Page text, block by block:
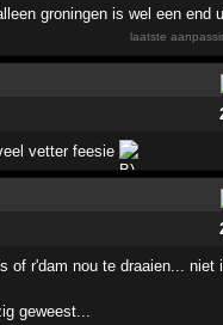
groningen is wel een end
laatste
vetter feesie
of r'dam nou te draaien... niet
geweest...